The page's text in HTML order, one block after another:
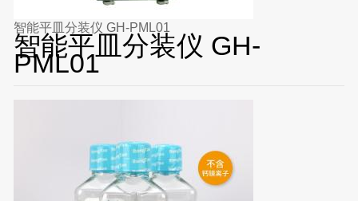
智能平皿分装仪 GH-PML01
智能平皿分装仪 GH-
PML01